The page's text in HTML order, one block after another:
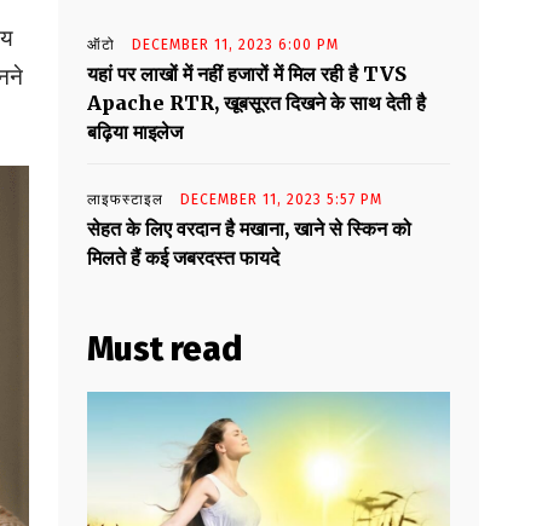
ऑटो DECEMBER 11, 2023 6:00 PM
यहां पर लाखों में नहीं हजारों में मिल रही है TVS
Apache RTR, खूबसूरत दिखने के साथ देती है
बढ़िया माइलेज
लाइफस्टाइल DECEMBER 11, 2023 5:57 PM
सेहत के लिए वरदान है मखाना, खाने से स्किन को
मिलते हैं कई जबरदस्त फायदे
Must read